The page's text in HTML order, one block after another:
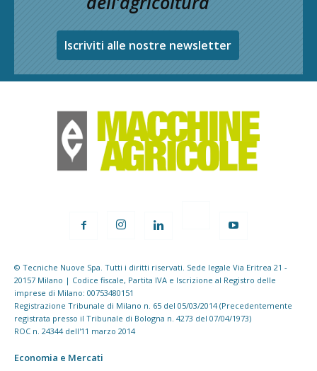
Iscriviti alle nostre newsletter
© Tecniche Nuove Spa. Tutti i diritti riservati. Sede legale Via Eritrea 21 -
20157 Milano | Codice fiscale, Partita IVA e Iscrizione al Registro delle
imprese di Milano: 00753480151
Registrazione Tribunale di Milano n. 65 del 05/03/2014 (Precedentemente
registrata presso il Tribunale di Bologna n. 4273 del 07/04/1973)
ROC n. 24344 dell'11 marzo 2014
Economia e Mercati